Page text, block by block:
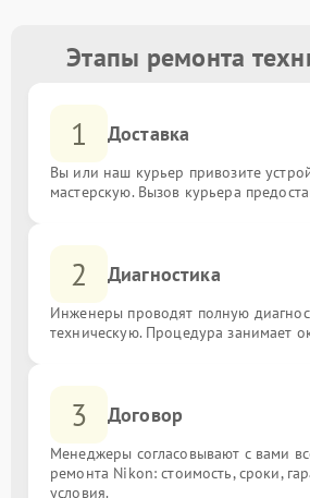
Этапы ремонта
1 Доставка
Вы или наш курьер привозите
мастерскую. Вызов курьера
2 Диагностика
Инженеры проводят полную
техническую. Процедура занимает
3 Договор
Менеджеры согласовывают с вами
ремонта Nikon: стоимость, сроки,
условия.